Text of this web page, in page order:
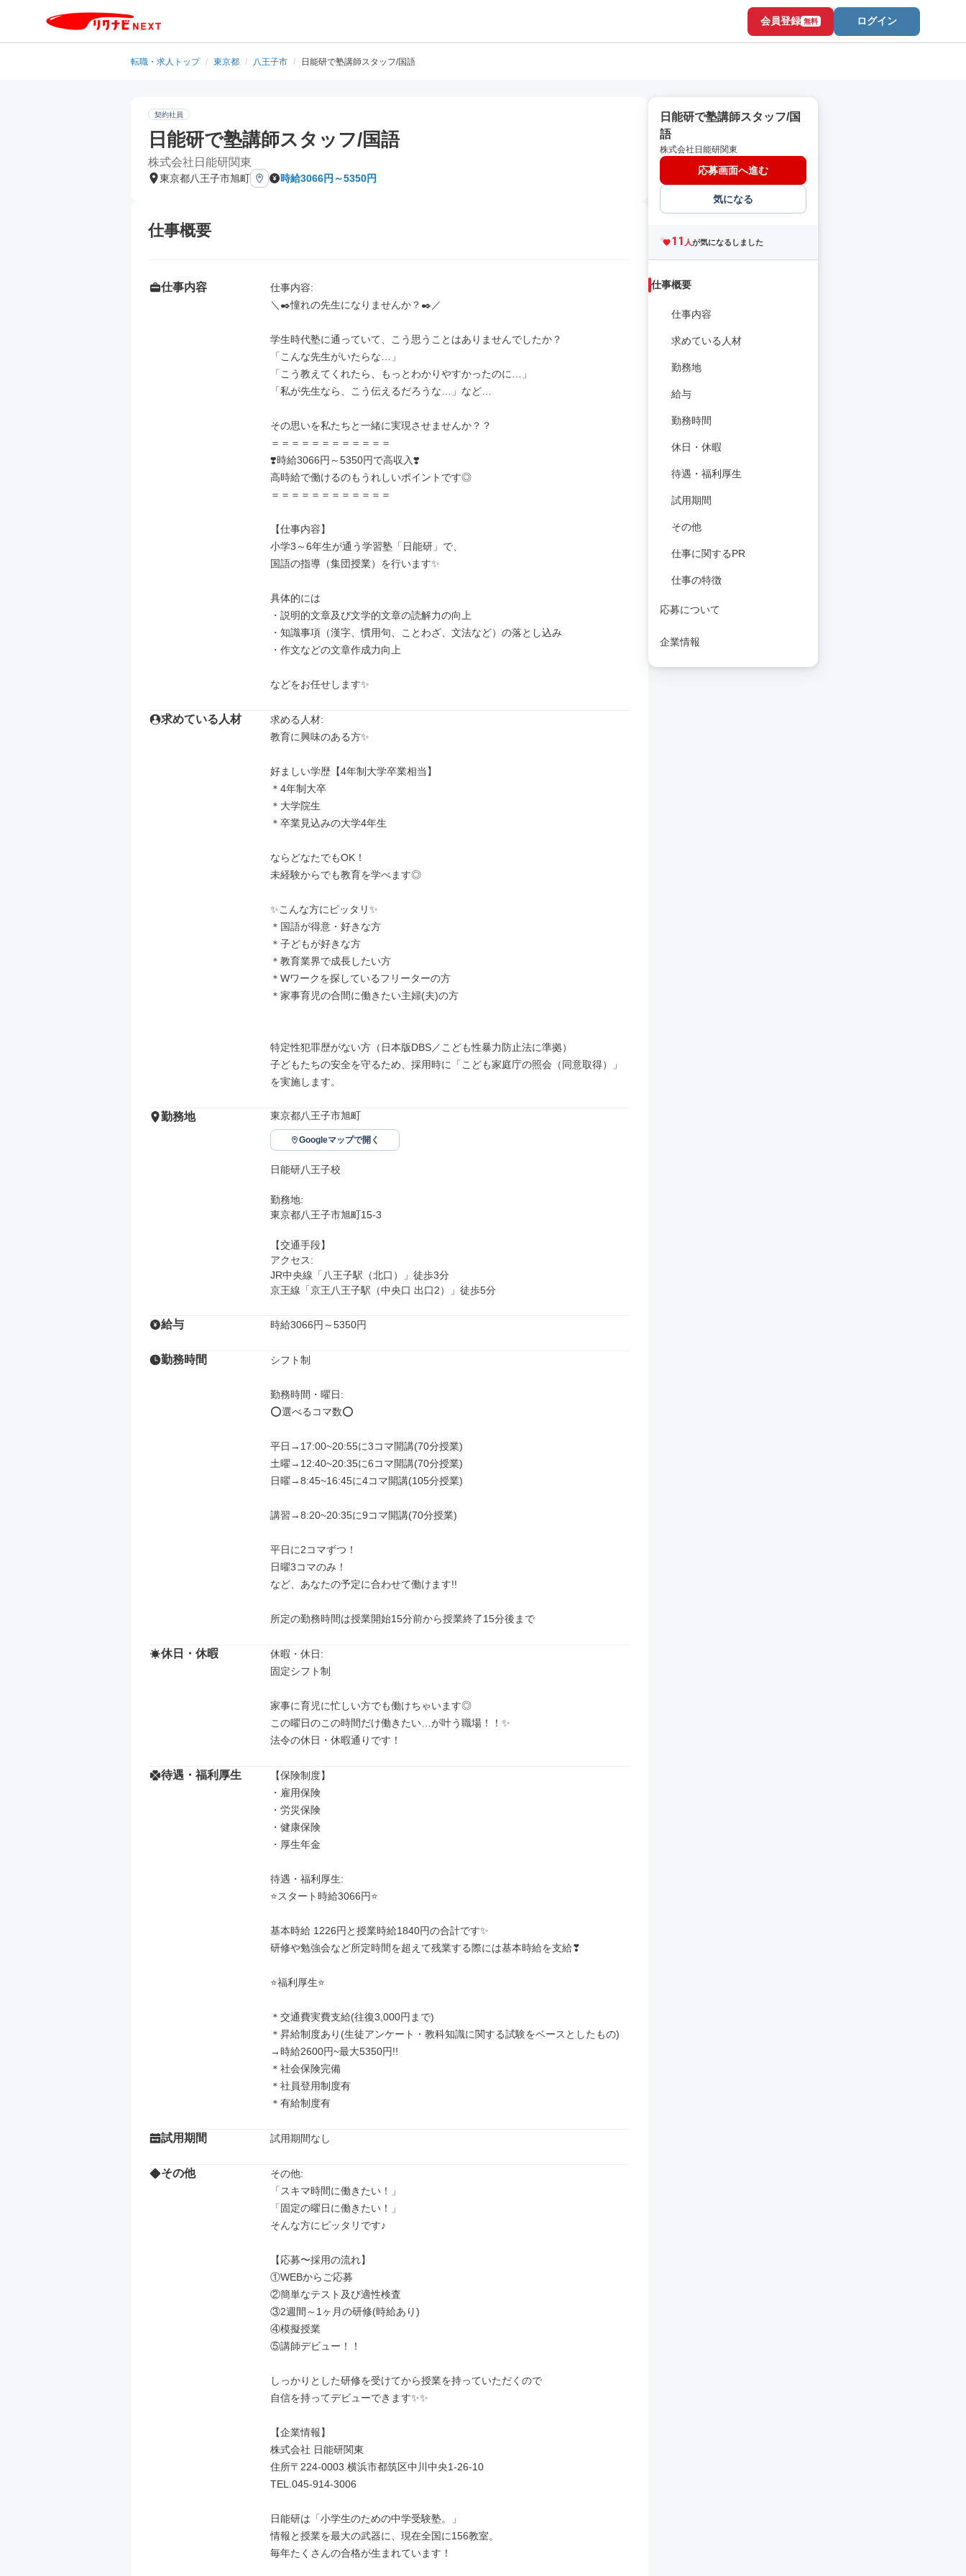
会員登録 無料 ログイン
転職・求人トップ / 東京都 / 八王子市 / 日能研で塾講師スタッフ/国語
契約社員
日能研で塾講師スタッフ/国語
株式会社日能研関東
東京都八王子市旭町 時給3066円～5350円
仕事概要
仕事内容
仕事内容:
＼✒️憧れの先生になりませんか？✒️／
学生時代塾に通っていて、こう思うことはありませんでしたか？
「こんな先生がいたらな…」
「こう教えてくれたら、もっとわかりやすかったのに…」
「私が先生なら、こう伝えるだろうな…」など…
その思いを私たちと一緒に実現させませんか？？
＝＝＝＝＝＝＝＝＝＝＝＝
❣️時給3066円～5350円で高収入❣️
高時給で働けるのもうれしいポイントです◎
＝＝＝＝＝＝＝＝＝＝＝＝
【仕事内容】
小学3～6年生が通う学習塾「日能研」で、
国語の指導（集団授業）を行います✨
具体的には
・説明的文章及び文学的文章の読解力の向上
・知識事項（漢字、慣用句、ことわざ、文法など）の落とし込み
・作文などの文章作成力向上
などをお任せします✨
求めている人材
求める人材:
教育に興味のある方✨
好ましい学歴【4年制大学卒業相当】
＊4年制大卒
＊大学院生
＊卒業見込みの大学4年生
ならどなたでもOK！
未経験からでも教育を学べます◎
✨こんな方にピッタリ✨
＊国語が得意・好きな方
＊子どもが好きな方
＊教育業界で成長したい方
＊Wワークを探しているフリーターの方
＊家事育児の合間に働きたい主婦(夫)の方
特定性犯罪歴がない方（日本版DBS／こども性暴力防止法に準拠）
子どもたちの安全を守るため、採用時に「こども家庭庁の照会（同意取得）」
を実施します。
勤務地 東京都八王子市旭町
Googleマップで開く
日能研八王子校
勤務地:
東京都八王子市旭町15-3
【交通手段】
アクセス:
JR中央線「八王子駅（北口）」徒歩3分
京王線「京王八王子駅（中央口 出口2）」徒歩5分
給与 時給3066円～5350円
勤務時間 シフト制
勤務時間・曜日:
⭕選べるコマ数⭕️
平日→17:00~20:55に3コマ開講(70分授業)
土曜→12:40~20:35に6コマ開講(70分授業)
日曜→8:45~16:45に4コマ開講(105分授業)
講習→8:20~20:35に9コマ開講(70分授業)
平日に2コマずつ！
日曜3コマのみ！
など、あなたの予定に合わせて働けます!!
所定の勤務時間は授業開始15分前から授業終了15分後まで
休日・休暇
休暇・休日:
️固定シフト制️
家事に育児に忙しい方でも働けちゃいます◎
この曜日のこの時間だけ働きたい…が叶う職場！！✨
法令の休日・休暇通りです！
待遇・福利厚生
【保険制度】
・雇用保険
・労災保険
・健康保険
・厚生年金
待遇・福利厚生:
⭐️スタート時給3066円⭐️
基本時給 1226円と授業時給1840円の合計です✨
研修や勉強会など所定時間を超えて残業する際には基本時給を支給❣
⭐️福利厚生⭐️
＊交通費実費支給(往復3,000円まで)
＊昇給制度あり(生徒アンケート・教科知識に関する試験をベースとしたもの)
→時給2600円~最大5350円!!
＊社会保険完備
＊社員登用制度有
＊有給制度有
試用期間 試用期間なし
その他
その他:
「スキマ時間に働きたい！」
「固定の曜日に働きたい！」
そんな方にピッタリです♪
【応募〜採用の流れ】
①WEBからご応募
②簡単なテスト及び適性検査
③2週間～1ヶ月の研修(時給あり)
④模擬授業
⑤講師デビュー！！
しっかりとした研修を受けてから授業を持っていただくので
自信を持ってデビューできます✨✨
【企業情報】
株式会社 日能研関東
住所〒224-0003 横浜市都筑区中川中央1-26-10
TEL.045-914-3006
日能研は「小学生のための中学受験塾。」
情報と授業を最大の武器に、現在全国に156教室。
毎年たくさんの合格が生まれています！
日能研で塾講師スタッフ/国
語
株式会社日能研関東
応募画面へ進む
気になる
11 人が気になるしました
仕事概要
仕事内容
求めている人材
勤務地
給与
勤務時間
休日・休暇
待遇・福利厚生
試用期間
その他
仕事に関するPR
仕事の特徴
応募について
企業情報